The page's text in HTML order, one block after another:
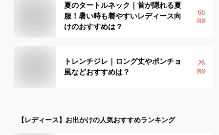
夏のタートルネック｜首が隠れる夏
服！暑い時も着やすいレディース向
けのおすすめは？
68
回答
トレンチジレ｜ロング丈やポンチョ
風などおすすめは？
26
回答
【レディース】 お出かけの人気おすすめランキング